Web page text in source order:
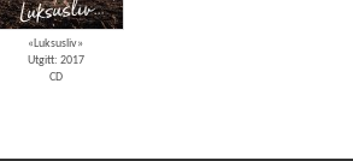
«Luksusliv»
Utgitt: 2017
CD